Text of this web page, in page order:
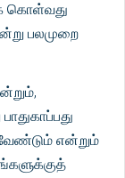
கொள்வது
பலமுறை
வேண்டும் என்றும்